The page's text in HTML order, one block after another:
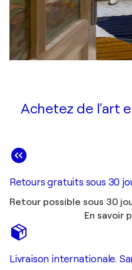
Achetez de l'art
Retours gratuits sous 30
Retour possible sous 30
En savoir
Livraison internationale.